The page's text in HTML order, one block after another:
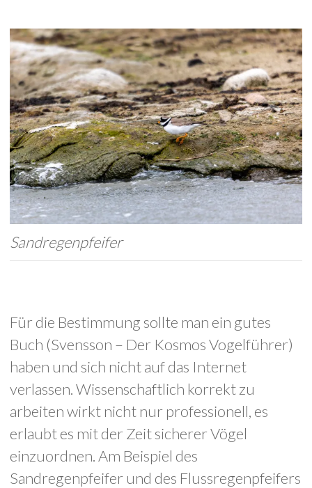
Sandregenpfeifer
Für die Bestimmung sollte man ein gutes
Buch (Svensson – Der Kosmos Vogelführer)
haben und sich nicht auf das Internet
verlassen. Wissenschaftlich korrekt zu
arbeiten wirkt nicht nur professionell, es
erlaubt es mit der Zeit sicherer Vögel
einzuordnen. Am Beispiel des
Sandregenpfeifer und des Flussregenpfeifers